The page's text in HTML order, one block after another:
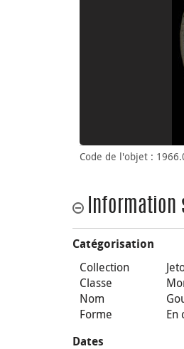
Code de l'objet :
Catégorisation
Collection
Classe
Nom
Forme
En
Dates